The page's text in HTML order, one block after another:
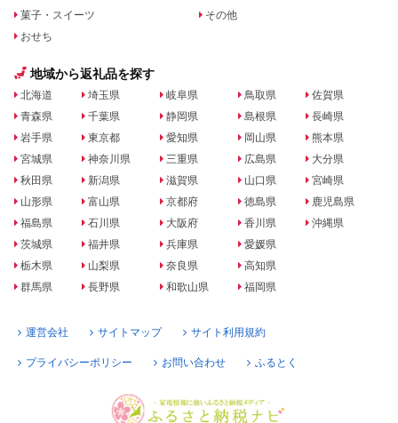
菓子・スイーツ
おせち
その他
地域から返礼品を探す
北海道
青森県
岩手県
宮城県
秋田県
山形県
福島県
茨城県
栃木県
群馬県
埼玉県
千葉県
東京都
神奈川県
新潟県
富山県
石川県
福井県
山梨県
長野県
岐阜県
静岡県
愛知県
三重県
滋賀県
京都府
大阪府
兵庫県
奈良県
和歌山県
鳥取県
島根県
岡山県
広島県
山口県
徳島県
香川県
愛媛県
高知県
福岡県
佐賀県
長崎県
熊本県
大分県
宮崎県
鹿児島県
沖縄県
運営会社 サイトマップ サイト利用規約
プライバシーポリシー お問い合わせ ふるとく